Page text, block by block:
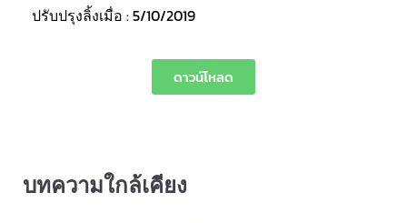
ปรับปรุงลิ้งเมื่อ : 5/10/2019
ดาวน์โหลด
บทความใกล้เคียง